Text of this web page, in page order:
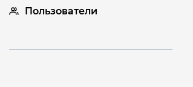
Пользователи